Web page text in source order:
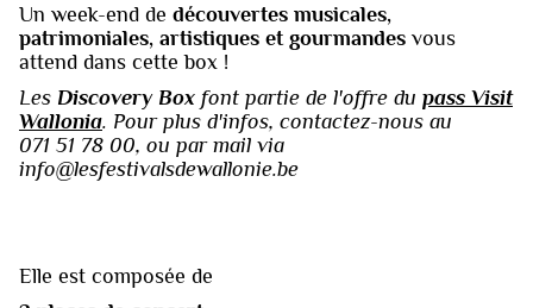
Un week-end de découvertes musicales,
patrimoniales, artistiques et gourmandes vous
attend dans cette box !‍‍
Les Discovery Box font partie de l'offre du pass Visit
Wallonia. Pour plus d'infos, contactez-nous au
071 51 78 00, ou par mail via
info@lesfestivalsdewallonie.be
Elle est composée de